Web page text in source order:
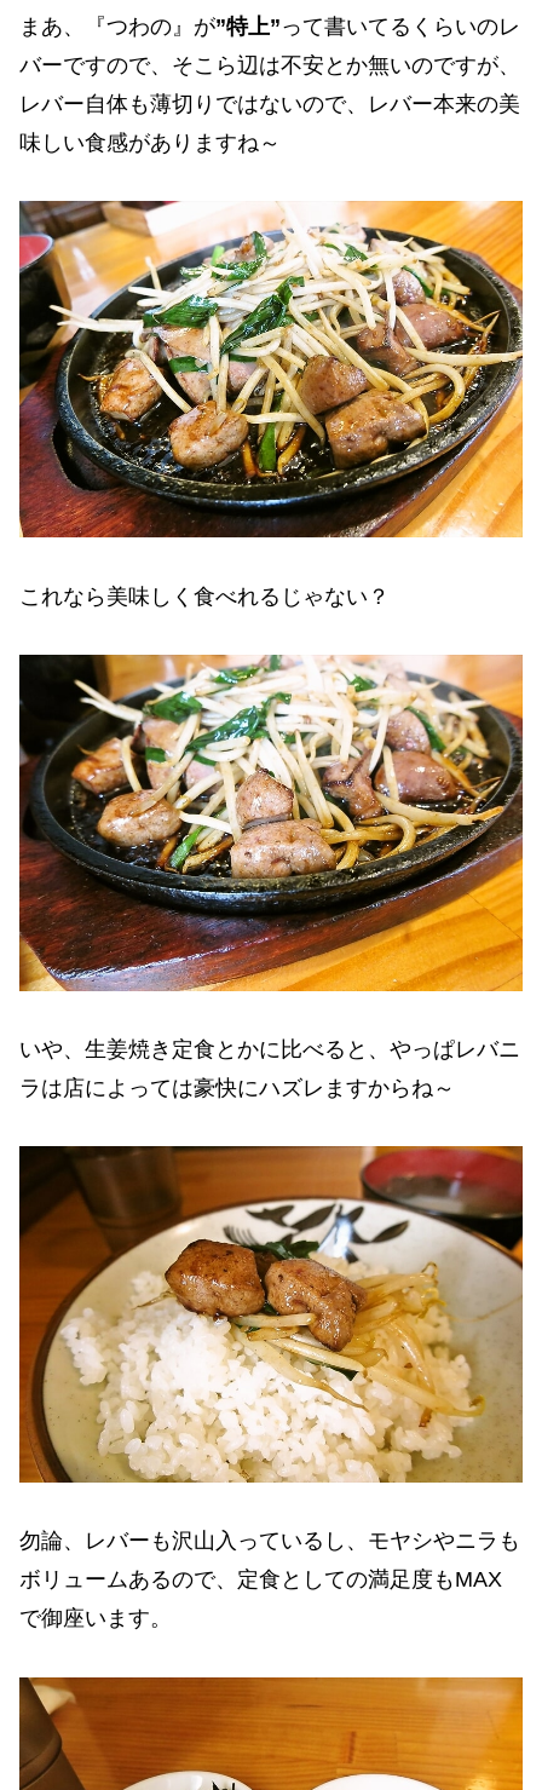
まあ、『つわの』が”特上”って書いてるくらいのレ
バーですので、そこら辺は不安とか無いのですが、
レバー自体も薄切りではないので、レバー本来の美
味しい食感がありますね～
これなら美味しく食べれるじゃない？
いや、生姜焼き定食とかに比べると、やっぱレバニ
ラは店によっては豪快にハズレますからね～
勿論、レバーも沢山入っているし、モヤシやニラも
ボリュームあるので、定食としての満足度もMAX
で御座います。